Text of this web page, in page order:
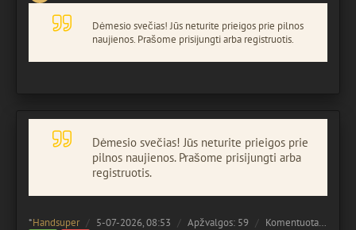
Dėmesio svečias! Jūs neturite prieigos prie pilnos
naujienos. Prašome prisijungti arba registruotis.
Dėmesio svečias! Jūs neturite prieigos prie
pilnos naujienos. Prašome prisijungti arba
registruotis.
*Handsuper 5-07-2026, 08:53 Apžvalgos: 59 Komentuota: 0